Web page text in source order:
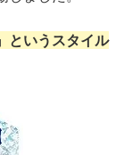
というスタイル